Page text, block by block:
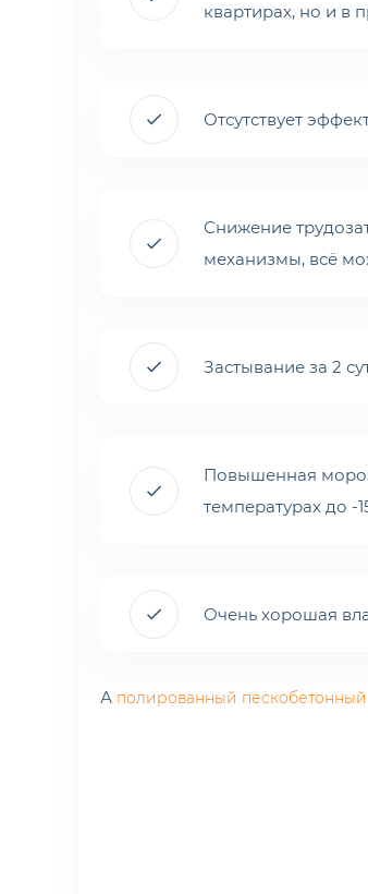
квартирах, но и в
Отсутствует
Снижение
механизмы, всё
Застывание за 2
Повышенная
температурах до -
Очень хорошая
А полированный